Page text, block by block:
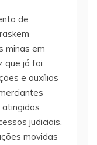
de
minas em
que já foi
e auxílios
atingidos
judiciais.
movidas